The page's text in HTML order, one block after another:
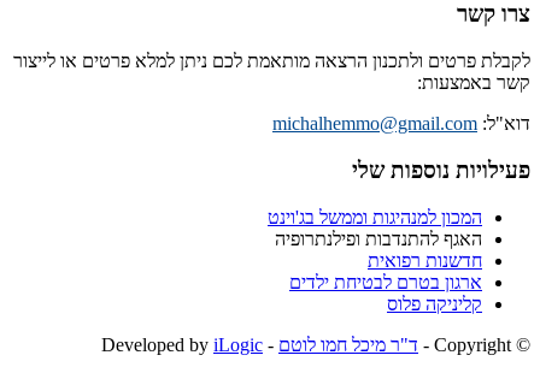
צרו קשר
לקבלת פרטים ולתכנון הרצאה מותאמת לכם ניתן למלא פרטים או לייצור
קשר באמצעות:
דוא"ל: michalhemmo@gmail.com
פעילויות נוספות שלי
המכון למנהיגות וממשל בג'וינט
האגף להתנדבות ופילנתרופיה
חדשנות רפואית
ארגון בטרם לבטיחת ילדים
קליניקה פלוס
© ‫Copyright -
ד"ר מיכל חמו לוטם - Developed by
iLogic